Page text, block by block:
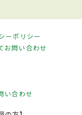
ーポリシー
お問い合わせ
い合わせ